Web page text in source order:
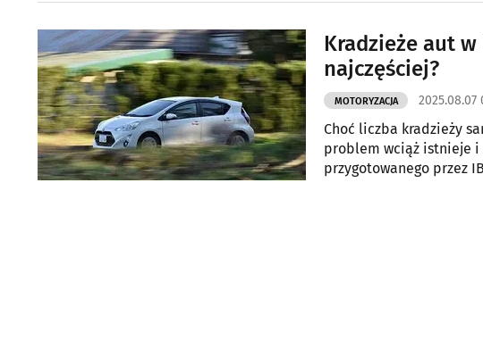
Kradzieże aut
najczęściej?
MOTORYZACJA 2025.08.07
Choć liczba kradzieży
problem wciąż istnieje i
przygotowanego przez